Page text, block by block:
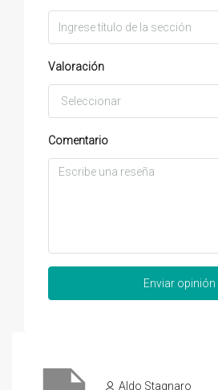
Valoración
Seleccionar
Comentario
Enviar opinión
Aldo Stagnaro